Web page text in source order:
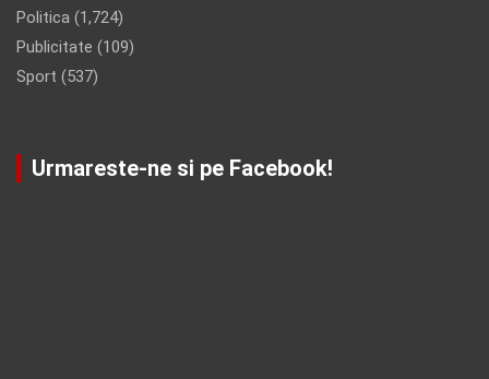
Politica (1,724)
Publicitate (109)
Sport (537)
Urmareste-ne si pe Facebook!